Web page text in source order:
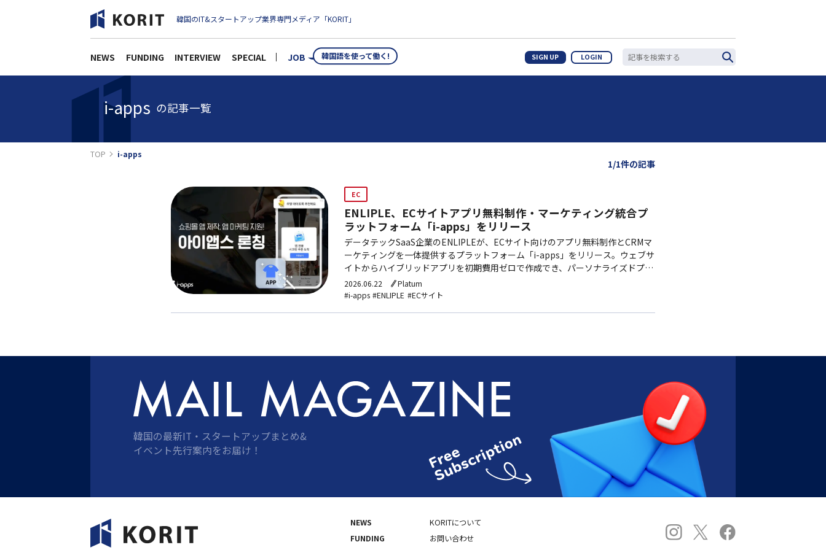
韓国のIT&スタートアップ業界専門メディア「KORIT」
NEWS FUNDING INTERVIEW SPECIAL JOB 韓国語を使って働く! SIGN UP LOGIN
i-apps の記事一覧
TOP i-apps
1/1件の記事
EC
ENLIPLE、ECサイトアプリ無料制作・マーケティング統合プ
ラットフォーム「i-apps」をリリース
データテックSaaS企業のENLIPLEが、ECサイト向けのアプリ無料制作とCRMマ
ーケティングを一体提供するプラットフォーム「i-apps」をリリース。ウェブサ
イトからハイブリッドアプリを初期費用ゼロで作成でき、パーソナライズドプッ
シュ通知やリワードマーケティングで購買転換率の改善を支援する。現在約
1,000社が導入し、累計ダウンロード数は5,600万件を超えている。
2026.06.22
Platum
#i-apps #ENLIPLE #ECサイト
韓国の最新IT・スタートアップまとめ&
イベント先行案内をお届け！
NEWS
FUNDING
KORITについて
お問い合わせ